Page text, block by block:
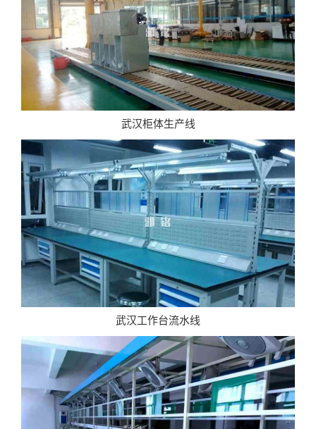
武汉柜体生产线
武汉工作台流水线